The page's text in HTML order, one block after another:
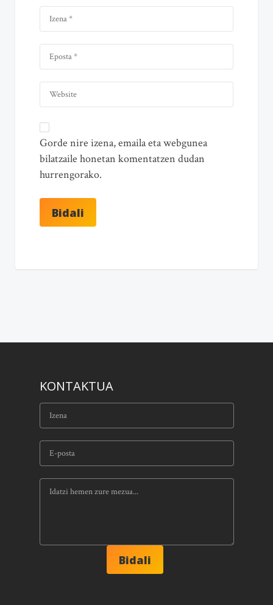
Gorde nire izena, emaila eta webgunea
bilatzaile honetan komentatzen dudan
hurrengorako.
KONTAKTUA